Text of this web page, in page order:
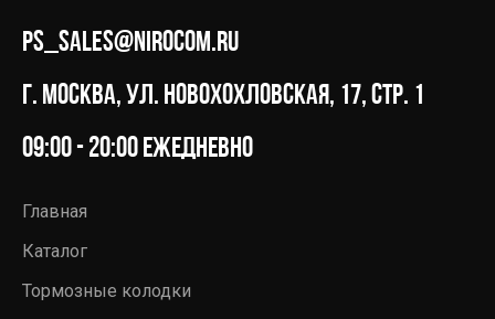
ps_sales@nirocom.ru
г. Москва, ул. Новохохловская, 17, стр. 1
09:00 - 20:00 ежедневно
Главная
Каталог
Тормозные колодки